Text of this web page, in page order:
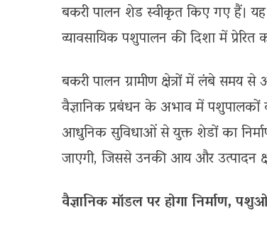
बकरी पालन शेड स्वीकृत किए गए हैं। यह
व्यावसायिक पशुपालन की दिशा में प्रेरित
बकरी पालन ग्रामीण क्षेत्रों में लंबे
वैज्ञानिक प्रबंधन के अभाव में
आधुनिक सुविधाओं से युक्त शेडों का
जाएगी, जिससे उनकी आय और उत्पादन
वैज्ञानिक मॉडल पर होगा निर्माण,